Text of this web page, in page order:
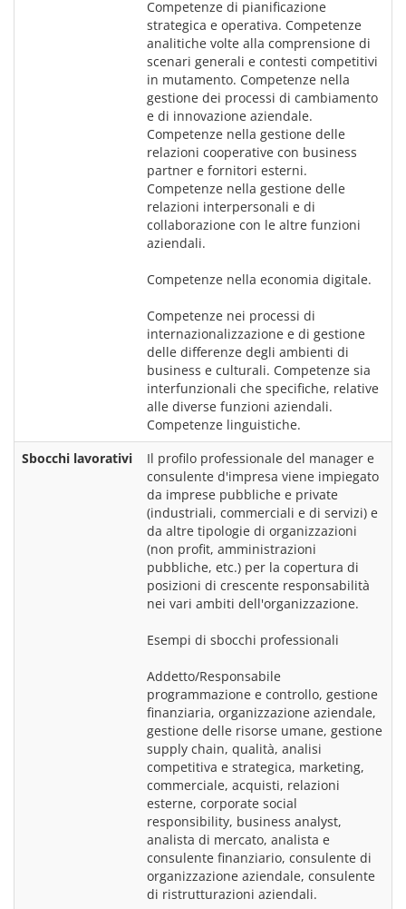
Competenze di pianificazione
strategica e operativa. Competenze
analitiche volte alla comprensione di
scenari generali e contesti competitivi
in mutamento. Competenze nella
gestione dei processi di cambiamento
e di innovazione aziendale.
Competenze nella gestione delle
relazioni cooperative con business
partner e fornitori esterni.
Competenze nella gestione delle
relazioni interpersonali e di
collaborazione con le altre funzioni
aziendali.
Competenze nella economia digitale.
Competenze nei processi di
internazionalizzazione e di gestione
delle differenze degli ambienti di
business e culturali. Competenze sia
interfunzionali che specifiche, relative
alle diverse funzioni aziendali.
Sbocchi lavorativi
Il profilo professionale del manager e
consulente d'impresa viene impiegato
da imprese pubbliche e private
(industriali, commerciali e di servizi) e
da altre tipologie di organizzazioni
(non profit, amministrazioni
pubbliche, etc.) per la copertura di
posizioni di crescente responsabilità
nei vari ambiti dell'organizzazione.
Esempi di sbocchi professionali
Addetto/Responsabile
programmazione e controllo, gestione
finanziaria, organizzazione aziendale,
gestione delle risorse umane, gestione
supply chain, qualità, analisi
competitiva e strategica, marketing,
commerciale, acquisti, relazioni
esterne, corporate social
responsibility, business analyst,
analista di mercato, analista e
consulente finanziario, consulente di
organizzazione aziendale, consulente